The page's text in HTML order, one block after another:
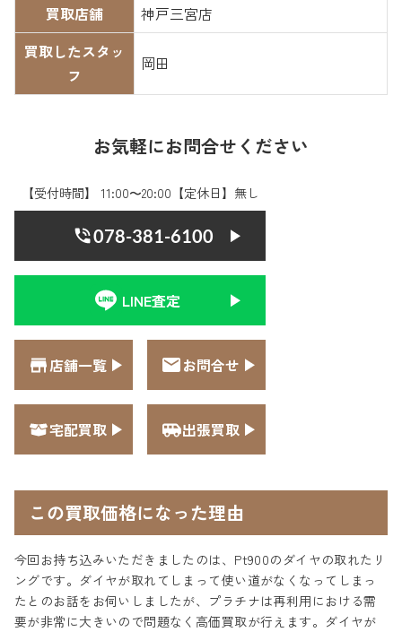
買取店舗
神戸三宮店
買取したスタッ
フ
岡田
お気軽にお問合せください
【受付時間】 11:00〜20:00【定休日】無し
078-381-6100
LINE査定
店舗一覧 お問合せ
宅配買取 出張買取
この買取価格になった理由
今回お持ち込みいただきましたのは、Pt900のダイヤの取れたリ
ングです。ダイヤが取れてしまって使い道がなくなってしまっ
たとのお話をお伺いしましたが、プラチナは再利用における需
要が非常に大きいので問題なく高価買取が行えます。ダイヤが